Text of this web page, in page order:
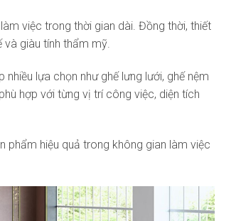
việc trong thời gian dài. Đồng thời, thiết
giàu tính thẩm mỹ.
nhiều lựa chọn như ghế lưng lưới, ghế nệm
hợp với từng vị trí công việc, diện tích
phẩm hiệu quả trong không gian làm việc